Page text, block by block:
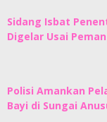
Sidang Isbat
Digelar Usai
Polisi Amankan
Bayi di Sungai